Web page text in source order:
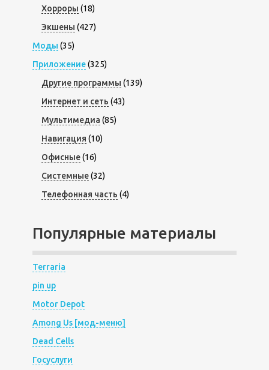
Хорроры (18)
Экшены (427)
Моды (35)
Приложение(325)
Другие программы (139)
Интернет и сеть (43)
Мультимедиа (85)
Навигация (10)
Офисные(16)
Системные(32)
Телефонная часть (4)
Популярные материалы
Terraria
pin up
Motor Depot
Among Us [мод-меню]
Dead Cells
Госуслуги